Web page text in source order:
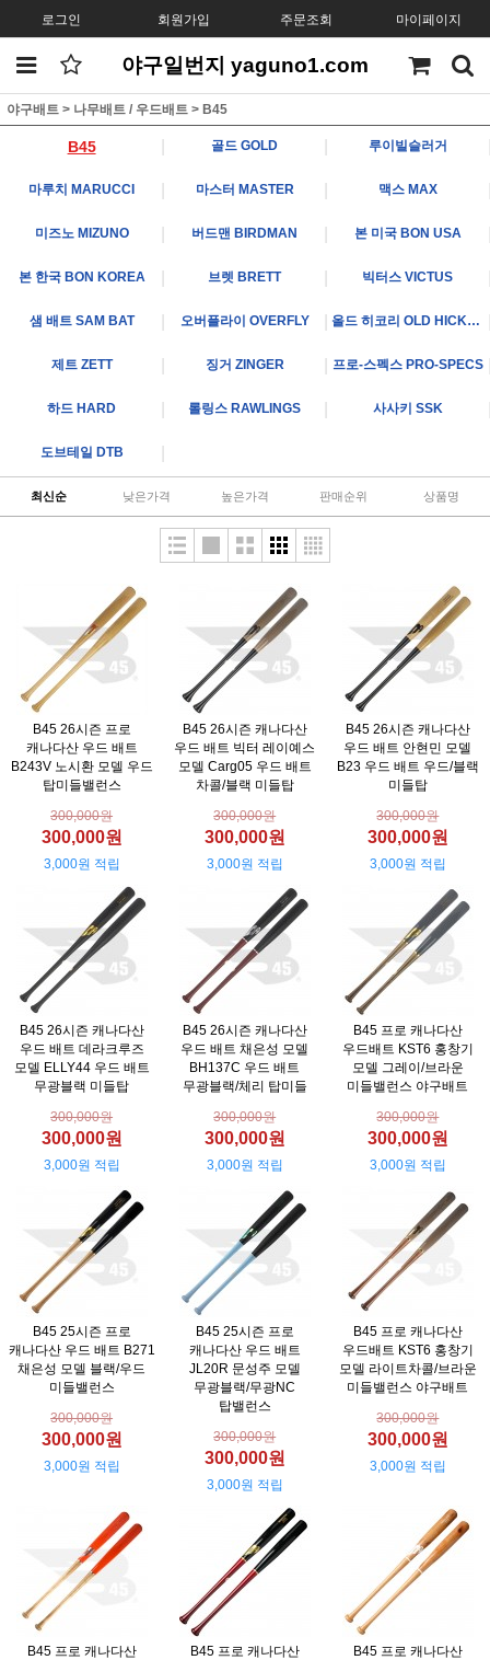
로그인 회원가입 주문조회 마이페이지
야구일번지 yaguno1.com
야구배트 > 나무배트 / 우드배트 > B45
B45 골드 GOLD 루이빌슬러거
마루치 MARUCCI 마스터 MASTER 맥스 MAX
미즈노 MIZUNO 버드맨 BIRDMAN 본 미국 BON USA
본 한국 BON KOREA 브렛 BRETT 빅터스 VICTUS
샘 배트 SAM BAT 오버플라이 OVERFLY 올드 히코리 OLD HICKORY
제트 ZETT 징거 ZINGER 프로-스펙스 PRO-SPECS
하드 HARD 롤링스 RAWLINGS 사사키 SSK
도브테일 DTB
최신순 낮은가격 높은가격 판매순위 상품명
B45 26시즌 프로
캐나다산 우드 배트
B243V 노시환 모델 우드
탑미들밸런스
300,000원
300,000원
3,000원 적립
B45 26시즌 캐나다산
우드 배트 빅터 레이예스
모델 Carg05 우드 배트
차콜/블랙 미들탑
300,000원
300,000원
3,000원 적립
B45 26시즌 캐나다산
우드 배트 안현민 모델
B23 우드 배트 우드/블랙
미들탑
300,000원
300,000원
3,000원 적립
B45 26시즌 캐나다산
우드 배트 데라크루즈
모델 ELLY44 우드 배트
무광블랙 미들탑
300,000원
300,000원
3,000원 적립
B45 26시즌 캐나다산
우드 배트 채은성 모델
BH137C 우드 배트
무광블랙/체리 탑미들
300,000원
300,000원
3,000원 적립
B45 프로 캐나다산
우드배트 KST6 홍창기
모델 그레이/브라운
미들밸런스 야구배트
300,000원
300,000원
3,000원 적립
B45 25시즌 프로
캐나다산 우드 배트 B271
채은성 모델 블랙/우드
미들밸런스
300,000원
300,000원
3,000원 적립
B45 25시즌 프로
캐나다산 우드 배트
JL20R 문성주 모델
무광블랙/무광NC
탑밸런스
300,000원
300,000원
3,000원 적립
B45 프로 캐나다산
우드배트 KST6 홍창기
모델 라이트차콜/브라운
미들밸런스 야구배트
300,000원
300,000원
3,000원 적립
B45 프로 캐나다산
B45 프로 캐나다산
B45 프로 캐나다산